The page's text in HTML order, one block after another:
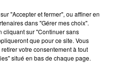
"Accepter et fermer", ou affiner en
dans "Gérer mes choix".
cliquant sur "Continuer sans
que pour ce site. Vous
votre consentement à tout
situé en bas de chaque page.